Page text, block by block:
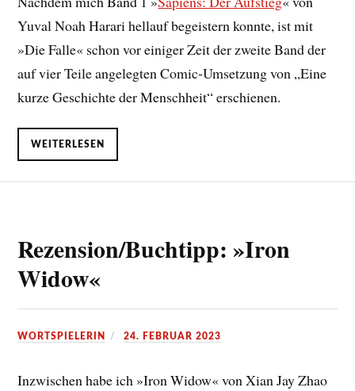
Yuval Noah Harari hellauf begeistern konnte, ist mit
»Die Falle« schon vor einiger Zeit der zweite Band der
auf vier Teile angelegten Comic-Umsetzung von „Eine
kurze Geschichte der Menschheit“ erschienen.
WEITERLESEN
Rezension/Buchtipp: »Iron
Widow«
WORTSPIELERIN 24. FEBRUAR 2023
Inzwischen habe ich »Iron Widow« von Xian Jay Zhao